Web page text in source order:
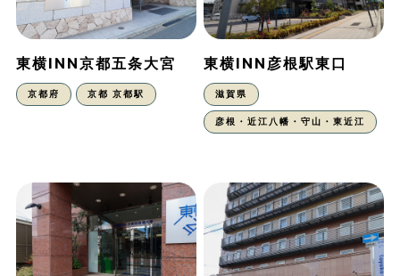
東横INN京都五条大宮
京都府 京都 京都駅
東横INN彦根駅東口
滋賀県
彦根・近江八幡・守山・東近江